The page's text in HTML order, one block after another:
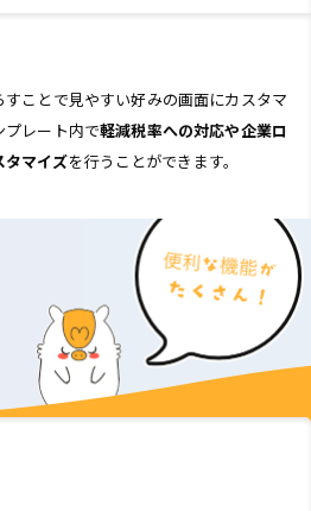
ことで見やすい好みの画面にカスタマ
プレート内で軽減税率への対応や企業ロ
タマイズを行うことができます。